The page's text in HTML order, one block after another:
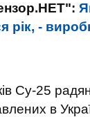
рік, -
Су-25
в